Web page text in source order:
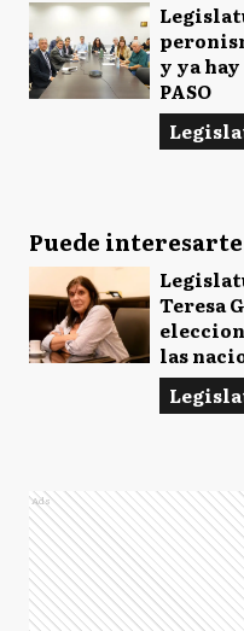
y ya
PASO
Puede interesarte
Teresa
las
Ads